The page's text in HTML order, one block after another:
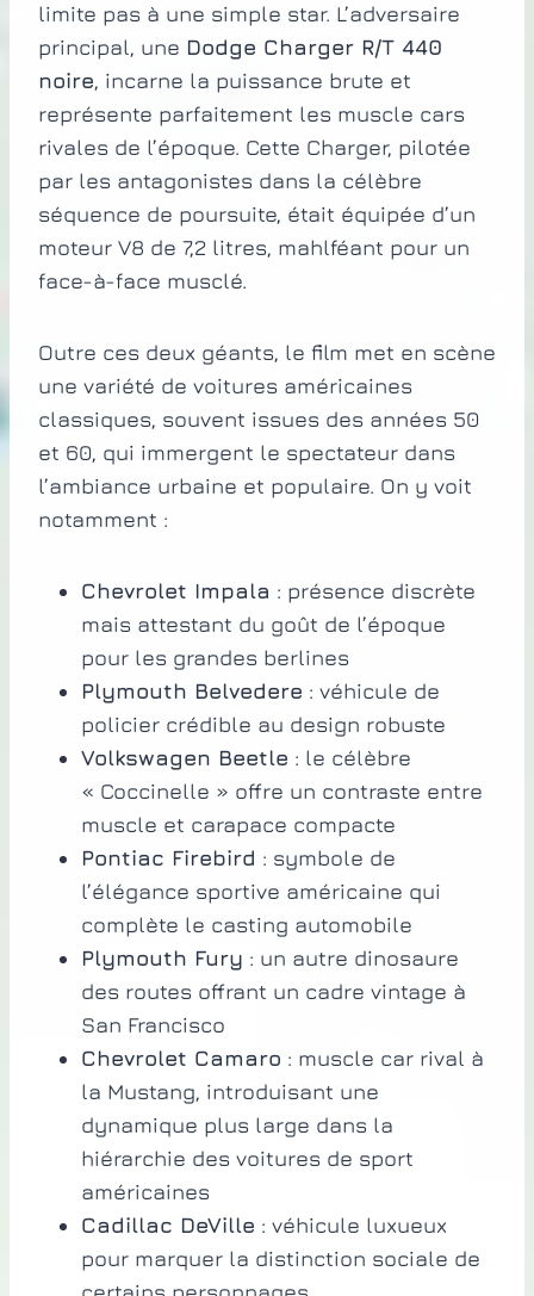
limite pas à une simple star. L’adversaire
principal, une Dodge Charger R/T 440
noire, incarne la puissance brute et
représente parfaitement les muscle cars
rivales de l’époque. Cette Charger, pilotée
par les antagonistes dans la célèbre
séquence de poursuite, était équipée d’un
moteur V8 de 7,2 litres, mahlféant pour un
face-à-face musclé.
Outre ces deux géants, le film met en scène
une variété de voitures américaines
classiques, souvent issues des années 50
et 60, qui immergent le spectateur dans
l’ambiance urbaine et populaire. On y voit
notamment :
Chevrolet Impala : présence discrète
mais attestant du goût de l’époque
pour les grandes berlines
Plymouth Belvedere : véhicule de
policier crédible au design robuste
Volkswagen Beetle : le célèbre
« Coccinelle » offre un contraste entre
muscle et carapace compacte
Pontiac Firebird : symbole de
l’élégance sportive américaine qui
complète le casting automobile
Plymouth Fury : un autre dinosaure
des routes offrant un cadre vintage à
San Francisco
Chevrolet Camaro : muscle car rival à
la Mustang, introduisant une
dynamique plus large dans la
hiérarchie des voitures de sport
américaines
Cadillac DeVille : véhicule luxueux
pour marquer la distinction sociale de